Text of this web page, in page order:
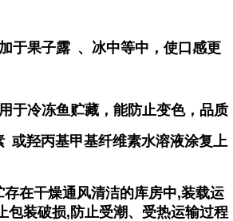
于果子露 、冰中等中，使口感更
于冷冻鱼贮藏，能防止变色，品质
或羟丙基甲基纤维素水溶液涂复上
在干燥通风清洁的库房中,装载运
包装破损,防止受潮、受热运输过程